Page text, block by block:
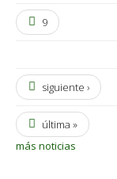
9
siguiente ›
última »
más noticias